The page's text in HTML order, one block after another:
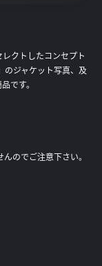
クトしたコンセプト
のジャケット写真、及
です。
のでご注意下さい。